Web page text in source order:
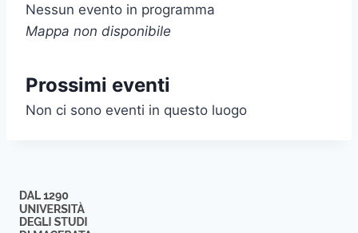
Nessun evento in programma
Mappa non disponibile
Prossimi eventi
Non ci sono eventi in questo luogo